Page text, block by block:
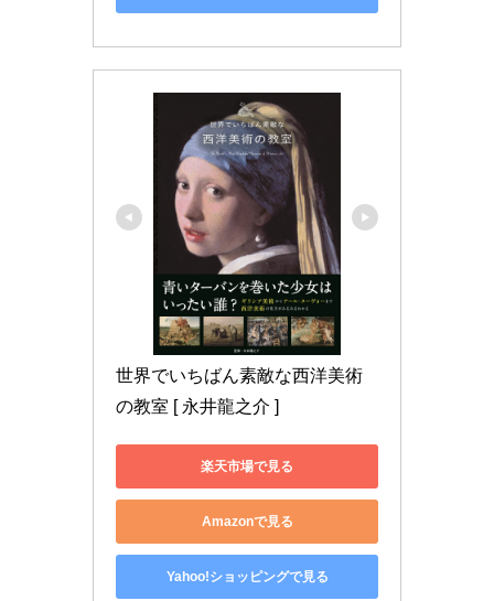
世界でいちばん素敵な西洋美術
の教室 [ 永井龍之介 ]
楽天市場で見る
Amazonで見る
Yahoo!ショッピングで見る